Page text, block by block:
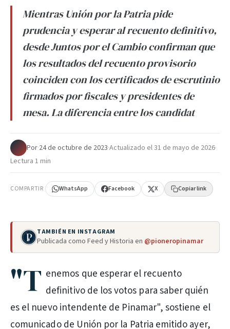
Mientras Unión por la Patria pide
prudencia y esperar al recuento definitivo,
desde Juntos por el Cambio confirman que
los resultados del recuento provisorio
coinciden con los certificados de escrutinio
firmados por fiscales y presidentes de
mesa. La diferencia entre los candidat
Por·24 de octubre de 2023·Actualizado el31 de mayo de 2026·
Lectura 1 min
COMPARTIR WhatsApp Facebook X Copiar link
TAMBIÉN EN INSTAGRAM
Publicada como Feed y Historia en @pioneropinamar
"T enemos que esperar el recuento
definitivo de los votos para saber quién
es el nuevo intendente de Pinamar", sostiene el
comunicado de Unión por la Patria emitido ayer,